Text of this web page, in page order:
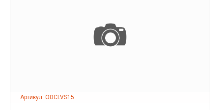
Артикул: ODCLVS15
ПОДРОБНЕЕ